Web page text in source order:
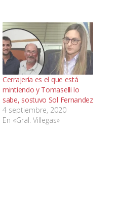
Cerrajería es el que está
mintiendo y Tomaselli lo
sabe, sostuvo Sol Fernandez
4 septiembre, 2020
En «Gral. Villegas»